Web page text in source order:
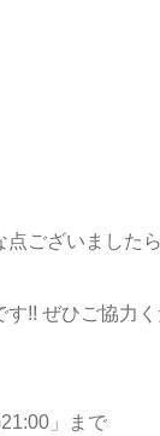
ございました
!! ぜひご協力く
」まで